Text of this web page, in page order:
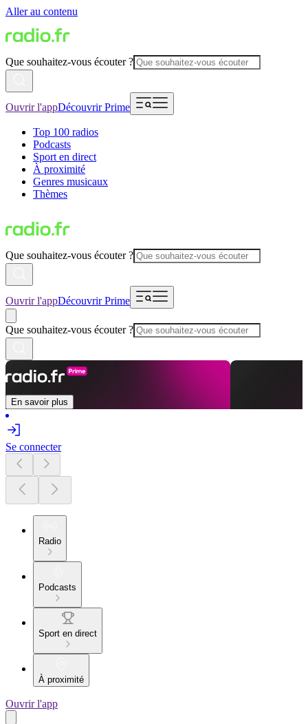
Aller au contenu
Que souhaitez-vous écouter ?
Ouvrir l'appDécouvrir Prime
Top 100 radios
Podcasts
Sport en direct
À proximité
Genres musicaux
Thèmes
Que souhaitez-vous écouter ?
Ouvrir l'appDécouvrir Prime
Que souhaitez-vous écouter ?
En savoir plus
Se connecter
Radio
Podcasts
Sport en direct
À proximité
Ouvrir l'app